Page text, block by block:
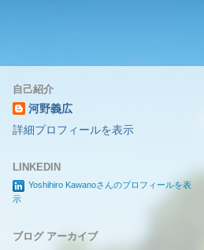
自己紹介
河野義広
詳細プロフィールを表示
LINKEDIN
Yoshihiro Kawanoさんのプロフィールを表
示
ブログ アーカイブ